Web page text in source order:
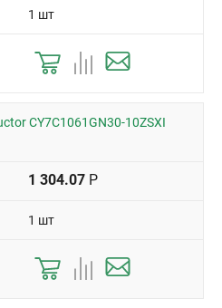
1 шт
CY7C1061GN30-10ZSXI
1 304.07 Р
1 шт